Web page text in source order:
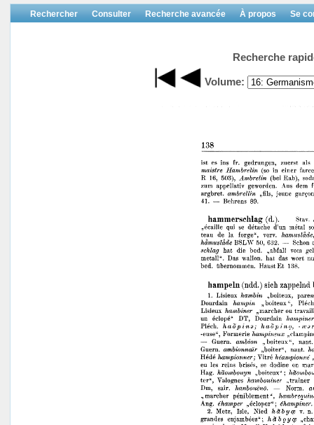
Rechercher Consulter Recherche avancée À propos Se
Recherche
Volume: